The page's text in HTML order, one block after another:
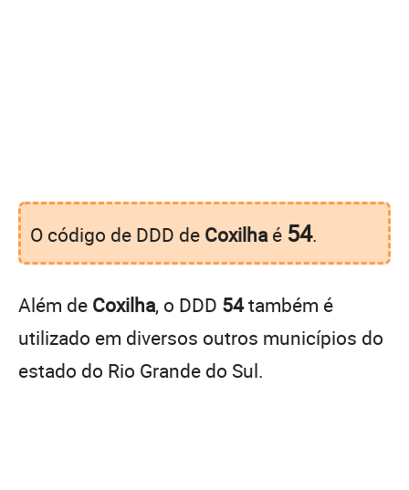
O código de DDD de Coxilha é 54.
Além de Coxilha, o DDD 54também é
utilizado em diversos outros municípios do
estado do Rio Grande do Sul.